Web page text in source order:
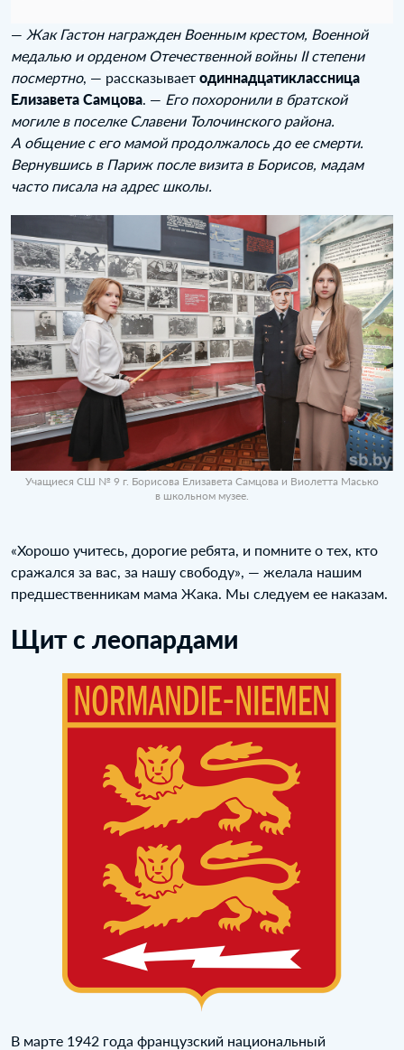
— Жак Гастон награжден Военным крестом, Военной
медалью и орденом Отечественной войны II степени
посмертно, — рассказывает одиннадцатиклассница
Елизавета Самцова. — Его похоронили в братской
могиле в поселке Славени Толочинского района.
А общение с его мамой продолжалось до ее смерти.
Вернувшись в Париж после визита в Борисов, мадам
часто писала на адрес школы.
Учащиеся СШ № 9 г. Борисова Елизавета Самцова и Виолетта Масько
в школьном музее.
«Хорошо учитесь, дорогие ребята, и помните о тех, кто
сражался за вас, за нашу свободу», — желала нашим
предшественникам мама Жака. Мы следуем ее наказам.
Щит с леопардами
В марте 1942 года французский национальный